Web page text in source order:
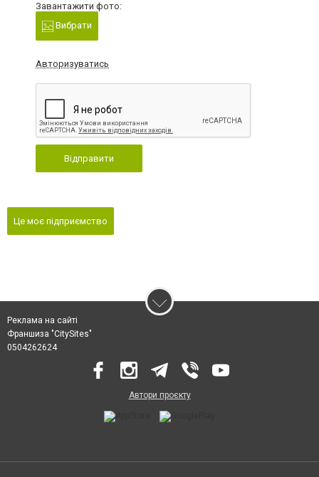
Завантажити фото:
Вибрати
Авторизуватись
Відправити
Це моє підприємство
Реклама на сайті
Франшиза "CitySites"
0504262624
Автори проєкту